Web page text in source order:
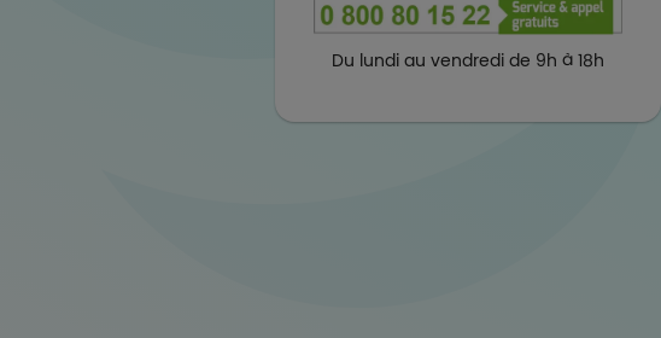
Du lundi au vendredi de 9h à 18h